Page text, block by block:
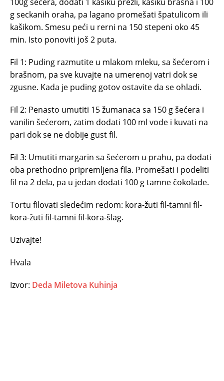
g seckanih oraha, pa lagano promešati špatulicom ili
kašikom. Smesu peći u rerni na 150 stepeni oko 45
min. Isto ponoviti još 2 puta.
Fil 1: Puding razmutite u mlakom mleku, sa šećerom i
brašnom, pa sve kuvajte na umerenoj vatri dok se
zgusne. Kada je puding gotov ostavite da se ohladi.
Fil 2: Penasto umutiti 15 žumanaca sa 150 g šećera i
vanilin šećerom, zatim dodati 100 ml vode i kuvati na
pari dok se ne dobije gust fil.
Fil 3: Umutiti margarin sa šećerom u prahu, pa dodati
oba prethodno pripremljena fila. Promešati i podeliti
fil na 2 dela, pa u jedan dodati 100 g tamne čokolade.
Tortu filovati sledećim redom: kora-žuti fil-tamni fil-
kora-žuti fil-tamni fil-kora-šlag.
Uzivajte!
Hvala
Izvor: Deda Miletova Kuhinja